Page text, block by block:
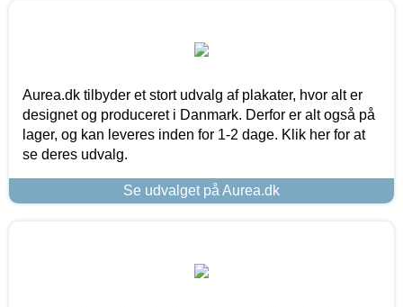
Aurea.dk tilbyder et stort udvalg af plakater, hvor alt er
designet og produceret i Danmark. Derfor er alt også på
lager, og kan leveres inden for 1-2 dage. Klik her for at
se deres udvalg.
Se udvalget på Aurea.dk